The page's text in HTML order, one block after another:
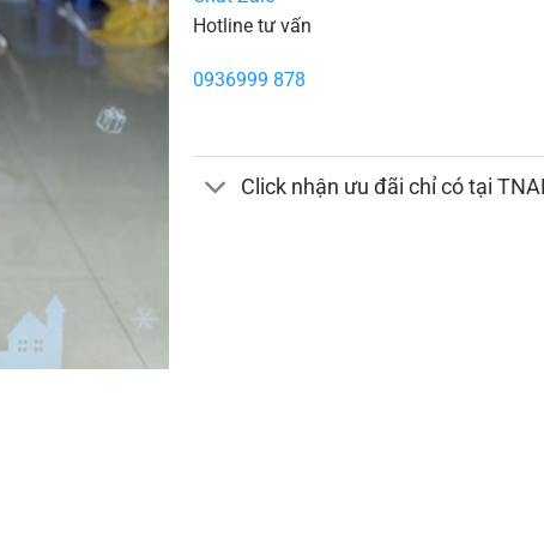
Hotline tư vấn
0936999 878
Click nhận ưu đãi chỉ có tại